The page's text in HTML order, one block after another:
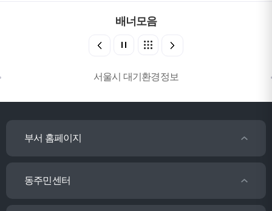
배너모음
서울시 대기환경정보
부서 홈페이지
동주민센터